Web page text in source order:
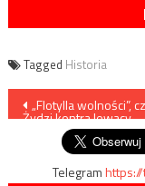
Tagged Historia
Nawigacja
wpisu
„Flotylla wolności”,
Żydzi kontra lewacy
Telegram